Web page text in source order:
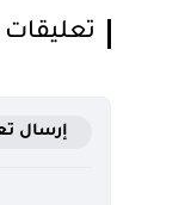
تعليقات
إرسال